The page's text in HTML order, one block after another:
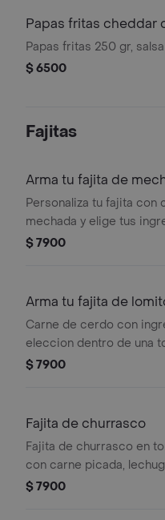
Papas fritas cheddar
Papas fritas 250 gr,
$ 6500
Fajitas
Arma tu fajita de
Personaliza tu fajita con
mechada y elige tus
favoritos. Envuelta en
$ 7900
Arma tu fajita de
Carne de cerdo con
eleccion dentro de una
maiz la cual es doblada,
$ 7900
Fajita de churrasco
Fajita de churrasco en
con carne picada,
negras y tomate.
$ 7900